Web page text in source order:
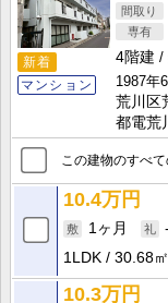
新着
マンション
4階建
1987年
荒川区
都電荒
この建物のすべ
10.4万円
1ヶ月
-
1LDK
30.68㎡
10.3万円